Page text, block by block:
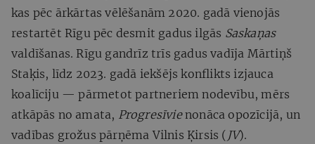
kas pēc ārkārtas vēlēšanām 2020. gadā vienojās
restartēt Rīgu pēc desmit gadus ilgās Saskaņas
valdīšanas. Rīgu gandrīz trīs gadus vadīja Mārtiņš
Staķis, līdz 2023. gadā iekšējs konflikts izjauca
koalīciju — pārmetot partneriem nodevību, mērs
atkāpās no amata, Progresīvienonāca opozīcijā, un
vadības grožus pārņēma Vilnis Ķirsis ( JV).